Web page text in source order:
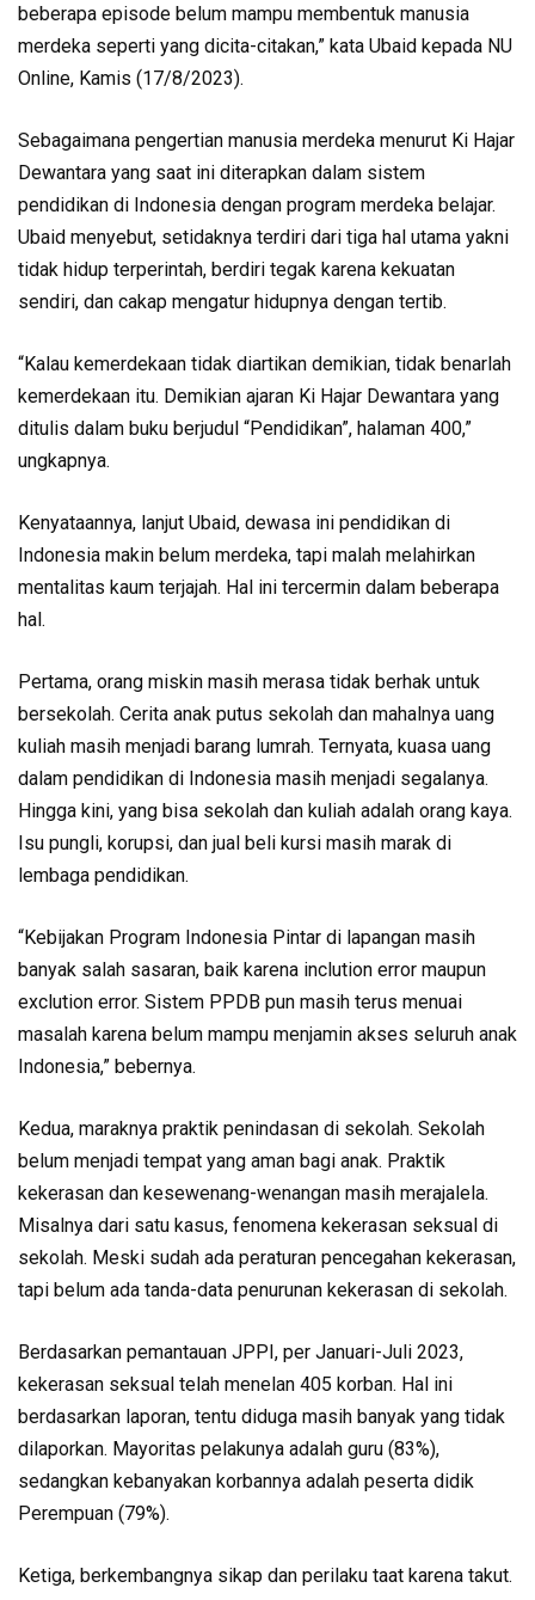
beberapa episode belum mampu membentuk manusia
merdeka seperti yang dicita-citakan,” kata Ubaid kepada NU
Online, Kamis (17/8/2023).
Sebagaimana pengertian manusia merdeka menurut Ki Hajar
Dewantara yang saat ini diterapkan dalam sistem
pendidikan di Indonesia dengan program merdeka belajar.
Ubaid menyebut, setidaknya terdiri dari tiga hal utama yakni
tidak hidup terperintah, berdiri tegak karena kekuatan
sendiri, dan cakap mengatur hidupnya dengan tertib.
“Kalau kemerdekaan tidak diartikan demikian, tidak benarlah
kemerdekaan itu. Demikian ajaran Ki Hajar Dewantara yang
ditulis dalam buku berjudul “Pendidikan”, halaman 400,”
ungkapnya.
Kenyataannya, lanjut Ubaid, dewasa ini pendidikan di
Indonesia makin belum merdeka, tapi malah melahirkan
mentalitas kaum terjajah. Hal ini tercermin dalam beberapa
hal.
Pertama, orang miskin masih merasa tidak berhak untuk
bersekolah. Cerita anak putus sekolah dan mahalnya uang
kuliah masih menjadi barang lumrah. Ternyata, kuasa uang
dalam pendidikan di Indonesia masih menjadi segalanya.
Hingga kini, yang bisa sekolah dan kuliah adalah orang kaya.
Isu pungli, korupsi, dan jual beli kursi masih marak di
lembaga pendidikan.
“Kebijakan Program Indonesia Pintar di lapangan masih
banyak salah sasaran, baik karena inclution error maupun
exclution error. Sistem PPDB pun masih terus menuai
masalah karena belum mampu menjamin akses seluruh anak
Indonesia,” bebernya.
Kedua, maraknya praktik penindasan di sekolah. Sekolah
belum menjadi tempat yang aman bagi anak. Praktik
kekerasan dan kesewenang-wenangan masih merajalela.
Misalnya dari satu kasus, fenomena kekerasan seksual di
sekolah. Meski sudah ada peraturan pencegahan kekerasan,
tapi belum ada tanda-data penurunan kekerasan di sekolah.
Berdasarkan pemantauan JPPI, per Januari-Juli 2023,
kekerasan seksual telah menelan 405 korban. Hal ini
berdasarkan laporan, tentu diduga masih banyak yang tidak
dilaporkan. Mayoritas pelakunya adalah guru (83%),
sedangkan kebanyakan korbannya adalah peserta didik
Perempuan (79%).
Ketiga, berkembangnya sikap dan perilaku taat karena takut.